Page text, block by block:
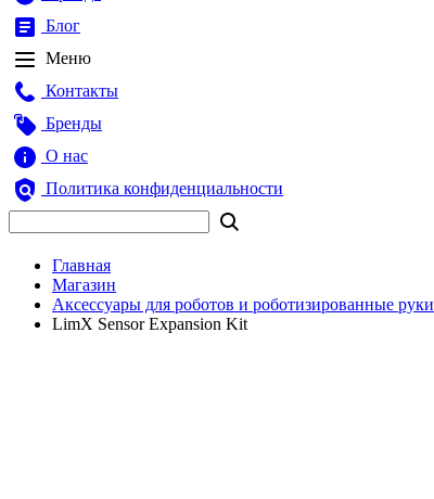
Блог
Меню
Контакты
Бренды
О нас
Политика конфиденциальности
Главная
Магазин
Аксессуары для роботов и роботизированные руки
LimX Sensor Expansion Kit